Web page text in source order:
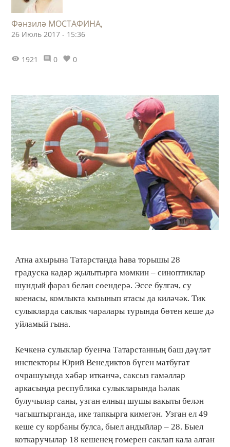
Фәнзилә МОСТАФИНА,
26 Июль 2017 - 15:36
1921 0 0
Атна ахырына Татарстанда һава торышы 28
градуска кадәр җылытырга мөмкин – синоптиклар
шундый фараз белән сөендерә. Эссе булгач, су
коенасы, комлыкта кызынып ятасы да киләчәк. Тик
сулыкларда саклык чаралары турында бөтен кеше дә
уйламый гына.
Кечкенә сулыклар буенча Татарстанның баш дәүләт
инспекторы Юрий Венедиктов бүген матбугат
очрашуында хәбәр иткәнчә, саксыз гамәлләр
аркасында республика сулыкларында һәлак
булучылар саны, узган елның шушы вакыты белән
чагыштырганда, ике тапкырга кимегән. Узган ел 49
кеше су корбаны булса, быел андыйлар – 28. Быел
коткаручылар 18 кешенең гомерен саклап кала алган